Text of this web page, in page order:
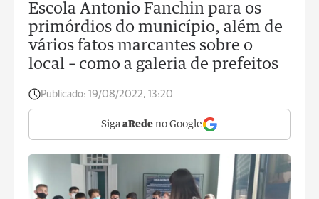
Escola Antonio Fanchin para os
primórdios do município, além de
vários fatos marcantes sobre o
local – como a galeria de prefeitos
Publicado: 19/08/2022, 13:20
Siga aRede no Google